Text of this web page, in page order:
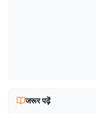
जरूर पढ़ें